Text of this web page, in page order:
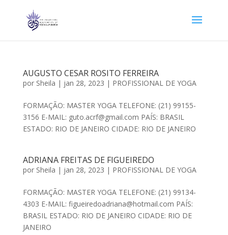
AUGUSTO CESAR ROSITO FERREIRA
por Sheila | jan 28, 2023 | PROFISSIONAL DE YOGA
FORMAÇÃO: MASTER YOGA TELEFONE: (21) 99155-
3156 E-MAIL: guto.acrf@gmail.com PAÍS: BRASIL
ESTADO: RIO DE JANEIRO CIDADE: RIO DE JANEIRO
ADRIANA FREITAS DE FIGUEIREDO
por Sheila | jan 28, 2023 | PROFISSIONAL DE YOGA
FORMAÇÃO: MASTER YOGA TELEFONE: (21) 99134-
4303 E-MAIL: figueiredoadriana@hotmail.com PAÍS:
BRASIL ESTADO: RIO DE JANEIRO CIDADE: RIO DE
JANEIRO